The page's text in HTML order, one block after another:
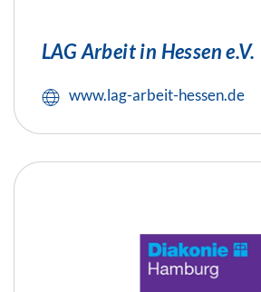
LAG Arbeit in Hessen e.V.
www.lag-arbeit-hessen.de